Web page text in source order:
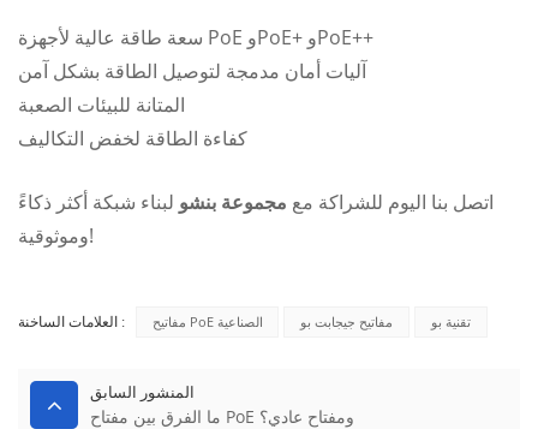
سعة طاقة عالية لأجهزة PoE وPoE+ وPoE++
آليات أمان مدمجة لتوصيل الطاقة بشكل آمن
المتانة للبيئات الصعبة
كفاءة الطاقة لخفض التكاليف
اتصل بنا اليوم للشراكة مع مجموعة بنشو لبناء شبكة أكثر ذكاءً
وموثوقية!
العلامات الساخنة : مفاتيح PoE الصناعية مفاتيح جيجابت بو تقنية بو
المنشور السابق
ما الفرق بين مفتاح PoE ومفتاح عادي؟